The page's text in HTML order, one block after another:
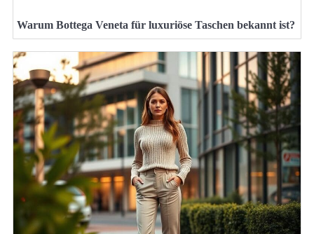
Warum Bottega Veneta für luxuriöse Taschen bekannt ist?